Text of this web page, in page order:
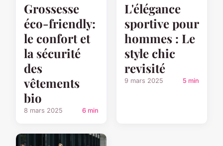
Grossesse
éco-friendly:
le confort et
la sécurité
des
vêtements
bio
8 mars 2025 6 min
L'élégance
sportive pour
hommes : Le
style chic
revisité
9 mars 2025 5 min